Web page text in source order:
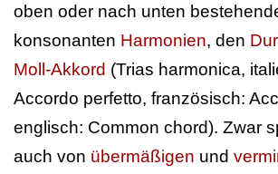
oben oder nach unten
konsonanten Harmonien, den
Moll-Akkord (Trias harmonica,
Accordo perfetto, französisch:
englisch: Common chord). Zwar
auch von übermäßigen und